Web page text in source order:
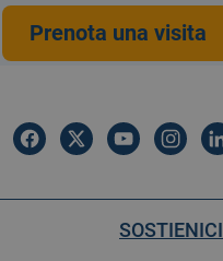
Prenota una visita
SOSTIENICI